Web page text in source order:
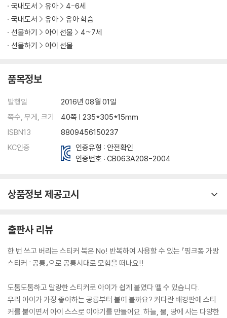
인지놀이 정리판의 그림자에 맞추어 스티커를 붙여 보세요. 놀이 후, 스티
커를 자리에 맞춰 붙이면 정리와 보관이 쉬워요.
국내도서
유아
4-6세
국내도서
유아
유아 학습
선물하기
아이 선물
4~7세
선물하기
아이 선물
품목정보
발행일
2016년 08월 01일
쪽수, 무게, 크기
40쪽 | 235*305*15mm
ISBN13
8809456150237
KC인증
인증유형 : 안전확인
인증번호 :CB063A208-2004
상품정보 제공고시
출판사 리뷰
한 번 쓰고 버리는 스티커 북은 No! 반복하여 사용할 수 있는 『핑크퐁 가방
스티커 : 공룡』으로 공룡시대로 모험을 떠나요!!
도톰도톰하고 말랑한 스티커로 아이가 쉽게 붙였다 뗄 수 있습니다.
우리 아이가 가장 좋아하는 공룡부터 붙여 볼까요? 커다란 배경판에 스티
커를 붙이면서 아이 스스로 이야기를 만들어요. 하늘, 물, 땅에 사는 다양한